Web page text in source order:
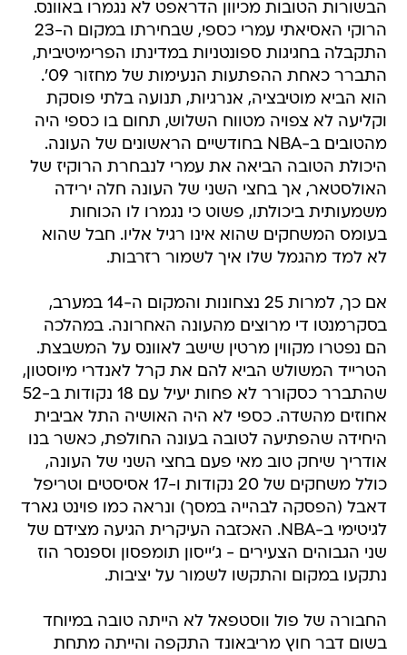
התקבלה בחגיגות ספונטניות במדינתו הפרימיטיבית,
התברר כאחת ההפתעות הנעימות של מחזור 09'.
הוא הביא מוטיבציה, אנרגיות, תנועה בלתי פוסקת
וקליעה לא צפויה מטווח השלוש, תחום בו כספי היה
מהטובים ב-NBA בחודשיים הראשונים של העונה.
היכולת הטובה הביאה את עמרי לנבחרת הרוקיז של
האולסטאר, אך בחצי השני של העונה חלה ירידה
משמעותית ביכולתו, פשוט כי נגמרו לו הכוחות
בעומס המשחקים שהוא אינו רגיל אליו. חבל שהוא
לא למד מהגמל שלו איך לשמור רזרבות.
הם נפטרו מקווין מרטין שישב לאוונס על המשבצת.
הטרייד המשולש הביא להם את קרל לאנדרי מיוסטון,
שהתברר כסקורר לא פחות יעיל עם 18 נקודות ב-52
אחוזים מהשדה. כספי לא היה האושיה התל אביבית
היחידה שהפתיעה לטובה בעונה החולפת, כאשר בנו
אודריך שיחק טוב מאי פעם בחצי השני של העונה,
כולל משחקים של 20 נקודות ו-17 אסיסטים וטריפל
דאבל (הפסקה לבהייה במסך) ונראה כמו פוינט גארד
לגיטימי ב-NBA. האכזבה העיקרית הגיעה מצידם של
שני הגבוהים הצעירים - ג'ייסון תומפסון וספנסר הוז
נתקעו במקום והתקשו לשמור על יציבות.
החבורה של פול ווסטפאל לא הייתה טובה במיוחד
לממוצע ברוב הקטגוריות. לצד פתיחת עונה טובה
וכמה רגעים יפים, הבולט בהם הוא חזרה מפיגור של